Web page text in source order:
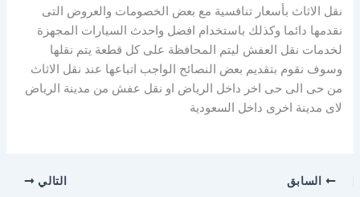
نقل الاثاث بأسعار تنافسية مع بعض الخصومات والعروض التى
نقدمها دائما وكذلك باستخدام افضل واحدث السيارات المجهزة
لخدمات نقل العفش ليتم المحافظة على كل قطعة يتم نقلها
وسوف نقوم بتقديم بعض النصائح الواجب اتباعها عند نقل الاثاث
من حى الى حى اخر داخل الرياض او نقل عفش من مدينة الرياض
لاى مدينة اخرى داخل السعودية
السابق التالي